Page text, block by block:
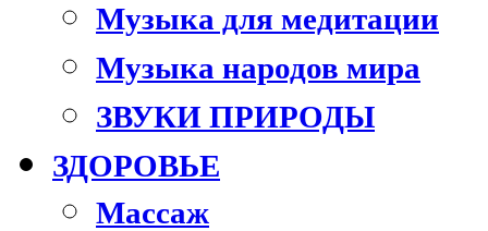
Музыка для медитации
Музыка народов мира
ЗВУКИ ПРИРОДЫ
ЗДОРОВЬЕ
Массаж